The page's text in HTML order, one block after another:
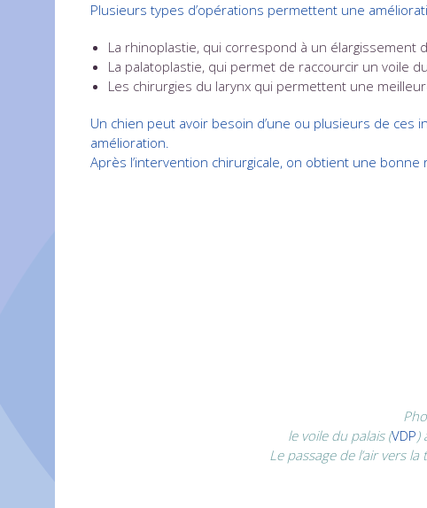
Plusieurs types d’opérations permettent une
La rhinoplastie, qui correspond à un élargissement
La palatoplastie, qui permet de raccourcir un voile
Les chirurgies du larynx qui permettent une
Un chien peut avoir besoin d’une ou plusieurs de
amélioration.
Après l’intervention chirurgicale, on obtient une
le voile du palais (VDP)
Le passage de l’air vers